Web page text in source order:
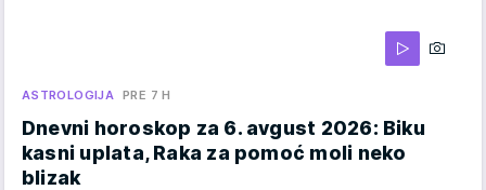
ASTROLOGIJA PRE 7 H
Dnevni horoskop za 6. avgust 2026: Biku
kasni uplata, Raka za pomoć moli neko
blizak